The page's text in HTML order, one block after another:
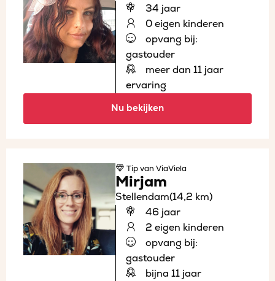
34 jaar
0 eigen kinderen
opvang bij:
gastouder
meer dan 11 jaar
ervaring
Nu bekijken
Tipvan ViaViela
Mirjam
Stellendam(14,2 km)
46 jaar
2 eigen kinderen
opvang bij:
gastouder
bijna 11 jaar